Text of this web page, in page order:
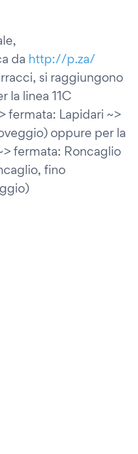
da http://p.za/
si raggiungono
la linea 11C
fermata: Lapidari ~>
oppure per la
fermata: Roncaglio
fino